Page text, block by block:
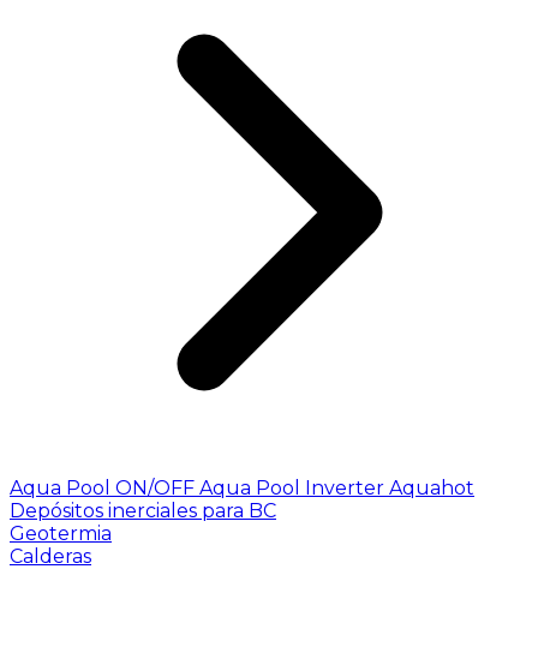
Aqua Pool ON/OFF Aqua Pool Inverter Aquahot
Depósitos inerciales para BC
Geotermia
Calderas